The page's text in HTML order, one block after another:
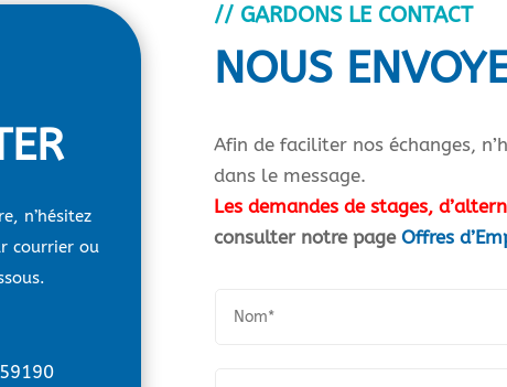
n’hésitez
courrier ou
// GARDONS LE CONTACT
NOUS
Afin de faciliter nos échanges,
dans le message.
Les demandes de stages,
consulter notre pageOffres